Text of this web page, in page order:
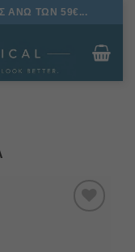
ΑΝΩ ΤΩΝ 59€...